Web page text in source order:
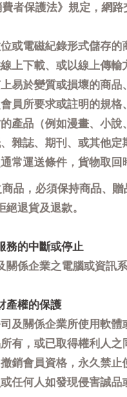
者保護法》規定，網
位或電磁紀錄形式儲存
上下載、或以線上傳輸
易於變質或損壞的商品
員所要求或註明的規格
產品（例如漫畫、小說
雜誌、期刊、或其他定
常運送條件，貨物取回
品，必須保持商品、
絕退貨及退款。
務的中斷或停止
關係企業之電腦或資訊
產權的保護
及關係企業所使用軟
有，或已取得權利人之
銷會員資格，永久禁止
任何人如發現侵害誠品